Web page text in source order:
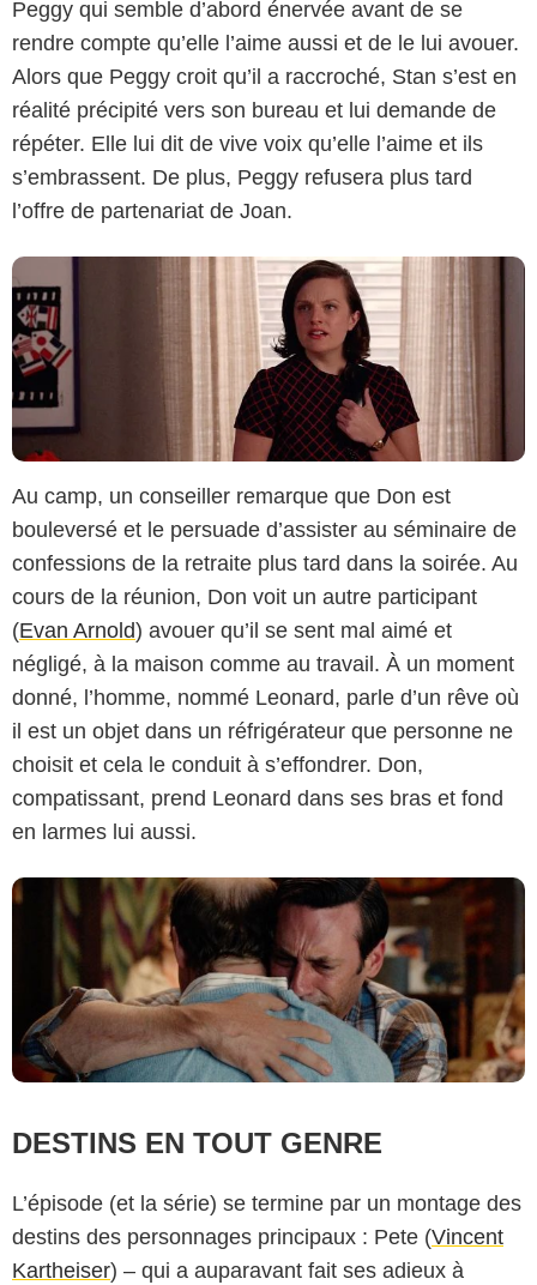
Peggy qui semble d’abord énervée avant de se
rendre compte qu’elle l’aime aussi et de le lui avouer.
Alors que Peggy croit qu’il a raccroché, Stan s’est en
réalité précipité vers son bureau et lui demande de
répéter. Elle lui dit de vive voix qu’elle l’aime et ils
s’embrassent. De plus, Peggy refusera plus tard
l’offre de partenariat de Joan.
Au camp, un conseiller remarque que Don est
bouleversé et le persuade d’assister au séminaire de
confessions de la retraite plus tard dans la soirée. Au
cours de la réunion, Don voit un autre participant
(Evan Arnold) avouer qu’il se sent mal aimé et
négligé, à la maison comme au travail. À un moment
donné, l’homme, nommé Leonard, parle d’un rêve où
il est un objet dans un réfrigérateur que personne ne
choisit et cela le conduit à s’effondrer. Don,
compatissant, prend Leonard dans ses bras et fond
en larmes lui aussi.
DESTINS EN TOUT GENRE
L’épisode (et la série) se termine par un montage des
destins des personnages principaux : Pete (Vincent
Kartheiser) – qui a auparavant fait ses adieux à